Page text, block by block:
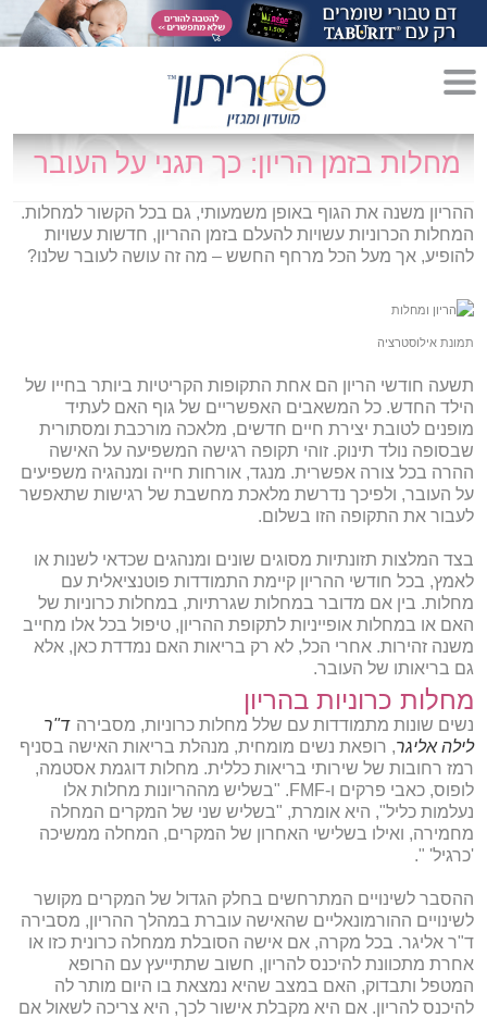
מדריך לגידול הורים»
הריון»
לידה»
סגנון חיים»
מחלות בזמן הריון: כך תגני על העובר
ההריון משנה את הגוף באופן משמעותי, גם בכל הקשור למחלות.
המחלות הכרוניות עשויות להעלם בזמן ההריון, חדשות עשויות
להופיע, אך מעל הכל מרחף החשש – מה זה עושה לעובר שלנו?
תמונת אילוסטרציה
תשעה חודשי הריון הם אחת התקופות הקריטיות ביותר בחייו של
הילד החדש. כל המשאבים האפשריים של גוף האם לעתיד
מופנים לטובת יצירת חיים חדשים, מלאכה מורכבת ומסתורית
שבסופה נולד תינוק. זוהי תקופה רגישה המשפיעה על האישה
ההרה בכל צורה אפשרית. מנגד, אורחות חייה ומנהגיה משפיעים
על העובר, ולפיכך נדרשת מלאכת מחשבת של רגישות שתאפשר
לעבור את התקופה הזו בשלום.
בצד המלצות תזונתיות מסוגים שונים ומנהגים שכדאי לשנות או
לאמץ, בכל חודשי ההריון קיימת התמודדות פוטנציאלית עם
מחלות. בין אם מדובר במחלות שגרתיות, במחלות כרוניות של
האם או במחלות אופייניות לתקופת ההריון, טיפול בכל אלו מחייב
משנה זהירות. אחרי הכל, לא רק בריאות האם נמדדת כאן, אלא
גם בריאותו של העובר.
מחלות כרוניות בהריון
נשים שונות מתמודדות עם שלל מחלות כרוניות, מסבירה ד"ר
לילה אליגר, רופאת נשים מומחית, מנהלת בריאות האישה בסניף
רמז רחובות של שירותי בריאות כללית. מחלות דוגמת אסטמה,
לופוס, כאבי פרקים ו-FMF. "בשליש מההריונות מחלות אלו
נעלמות כליל", היא אומרת, "בשליש שני של המקרים המחלה
מחמירה, ואילו בשלישי האחרון של המקרים, המחלה ממשיכה
'כרגיל' ".
ההסבר לשינויים המתרחשים בחלק הגדול של המקרים מקושר
לשינויים ההורמונאליים שהאישה עוברת במהלך ההריון, מסבירה
ד"ר אליגר. בכל מקרה, אם אישה הסובלת ממחלה כרונית כזו או
אחרת מתכוונת להיכנס להריון, חשוב שתתייעץ עם הרופא
המטפל ותבדוק, האם במצב שהיא נמצאת בו היום מותר לה
להיכנס להריון. אם היא מקבלת אישור לכך, היא צריכה לשאול אם